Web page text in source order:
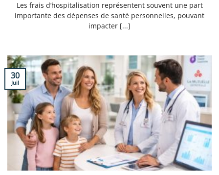
Les frais d’hospitalisation représentent souvent une part
importante des dépenses de santé personnelles, pouvant
impacter [...]
30
Juil